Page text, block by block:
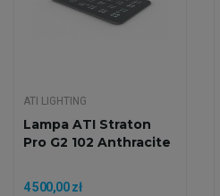
ATI LIGHTING
Lampa ATI Straton
Pro G2 102 Anthracite
4 500,00 zł